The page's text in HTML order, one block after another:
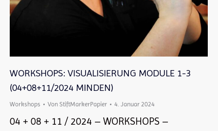
WORKSHOPS: VISUALISIERUNG MODULE 1-3
(04+08+11/2024 MINDEN)
Workshops Von StiftMarkerPapier 4. Januar 2024
04 + 08 + 11 / 2024 – WORKSHOPS –